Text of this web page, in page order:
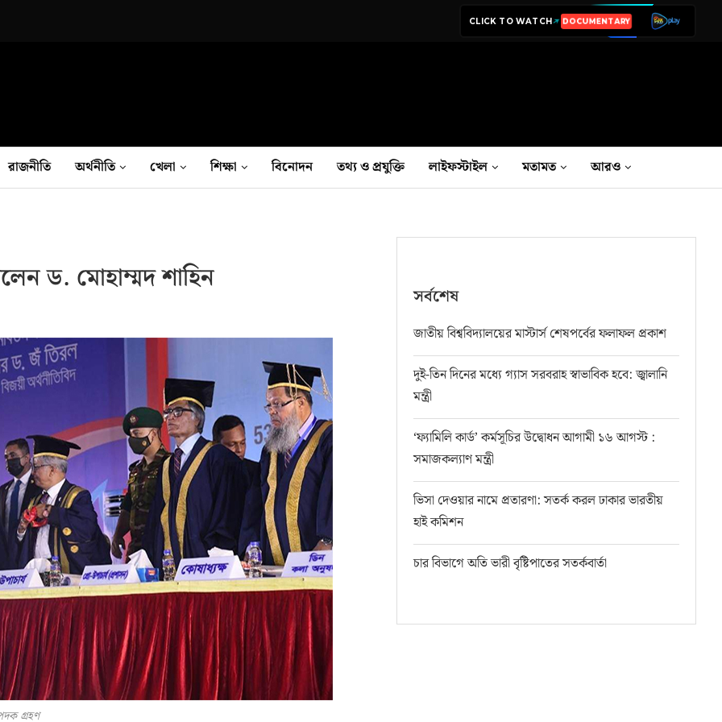
CLICK TO WATCH LIVE TV
রাজনীতি অর্থনীতি খেলা শিক্ষা বিনোদন তথ‍্য ও প্রযুক্তি লাইফস্টাইল মতামত আরও
ড. মোহাম্মদ শাহিন
গ্রহণ
সর্বশেষ
জাতীয় বিশ্ববিদ্যালয়ের মাস্টার্স শেষপর্বের ফলাফল প্রকাশ
দুই-তিন দিনের মধ্যে গ্যাস সরবরাহ স্বাভাবিক হবে: জ্বালানি
মন্ত্রী
‘ফ্যামিলি কার্ড’ কর্মসূচির উদ্বোধন আগামী ১৬ আগস্ট :
সমাজকল্যাণ মন্ত্রী
ভিসা দেওয়ার নামে প্রতারণা: সতর্ক করল ঢাকার ভারতীয়
হাই কমিশন
চার বিভাগে অতি ভারী বৃষ্টিপাতের সতর্কবার্তা